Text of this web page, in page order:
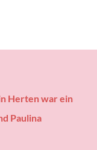
Herten war ein
Paulina